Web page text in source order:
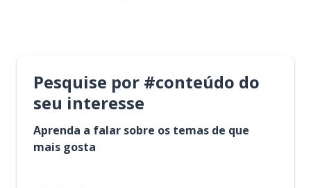
Pesquise por #conteúdo do
seu interesse
Aprenda a falar sobre os temas de que
mais gosta